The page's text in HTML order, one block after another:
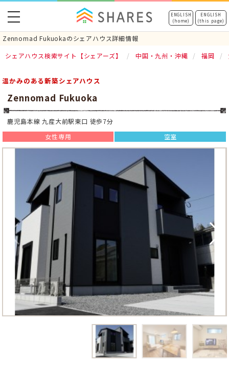
ENGLISH
(home)
ENGLISH
(this page)
Zennomad Fukuokaのシェアハウス詳細情報
toggle
navigation
シェアハウス検索サイト【シェアーズ】 中国・九州・沖縄 福岡
温かみのある新築シェアハウス
Zennomad Fukuoka
鹿児島本線 九産大前駅東口 徒歩7分
女性専用
空室